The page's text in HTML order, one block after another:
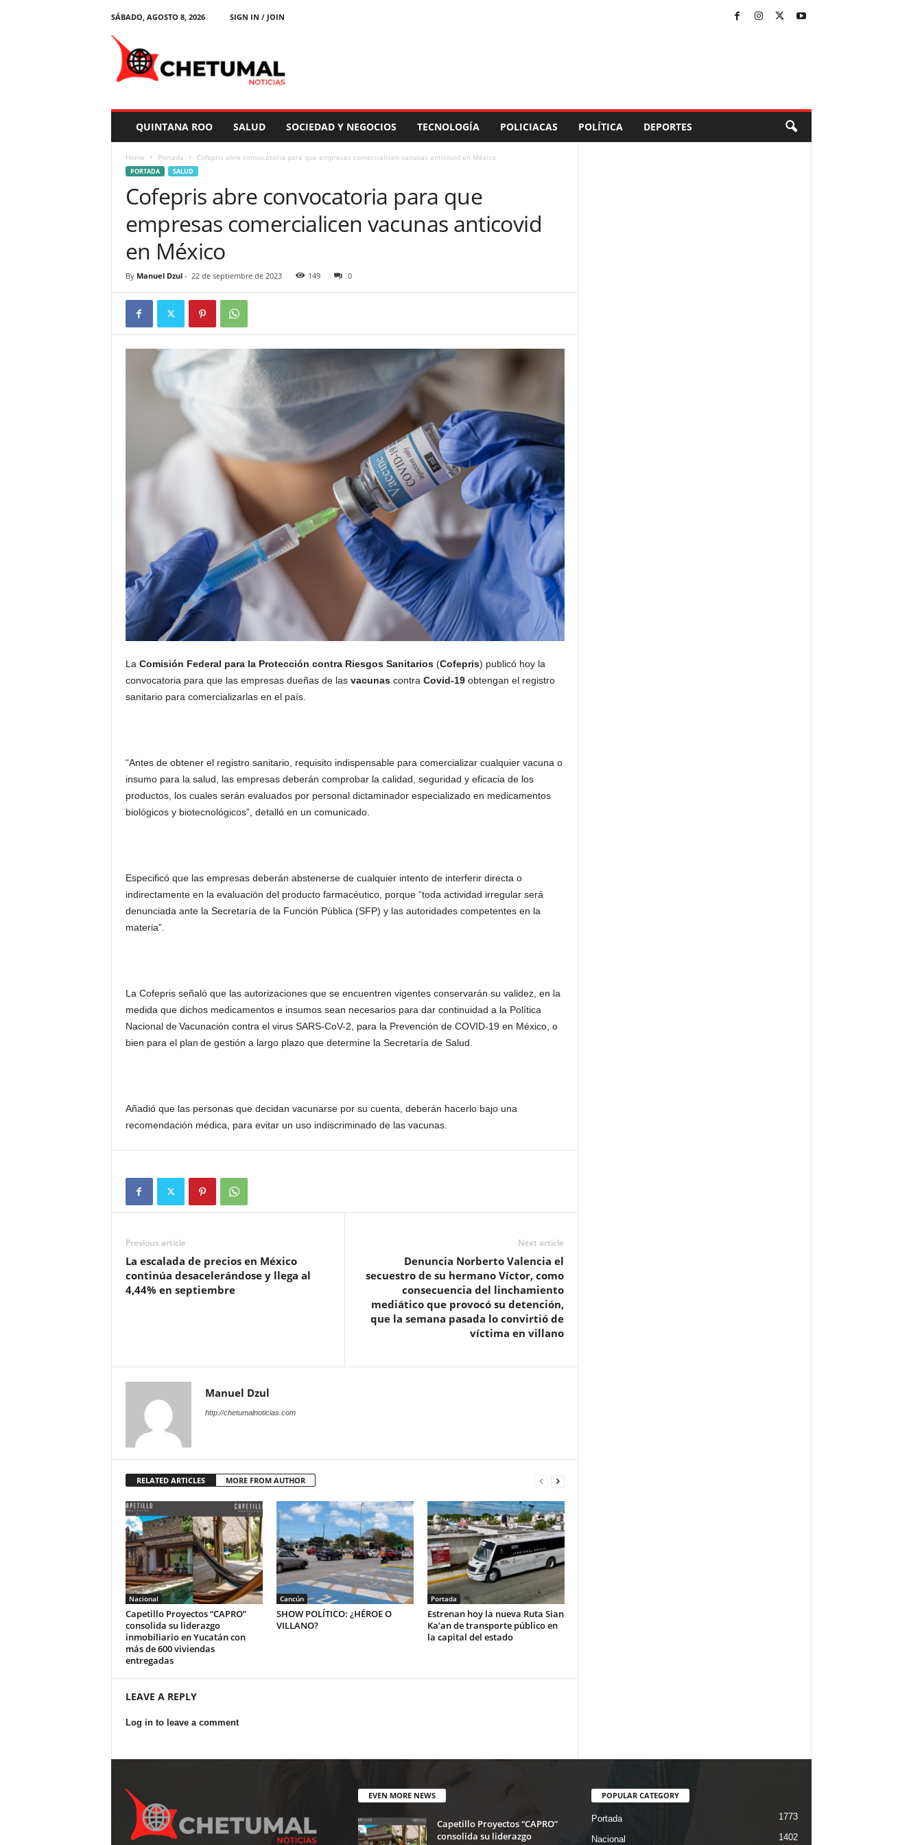
SÁBADO, AGOSTO 8, 2026
SIGN IN / JOIN
QUINTANA ROO SALUD SOCIEDAD Y NEGOCIOS TECNOLOGÍA POLICIACAS POLÍTICA DEPORTES
Home Portada Cofepris abre convocatoria para que empresas comercialicen vacunas anticovid en México
PORTADA SALUD
Cofepris abre convocatoria para que
empresas comercialicen vacunas anticovid
en México
By Manuel Dzul- 22 de septiembre de 2023 149 0
La Comisión Federal para la Protección contra Riesgos Sanitarios (Cofepris) publicó hoy la
convocatoria para que las empresas dueñas de las vacunascontra Covid-19 obtengan el registro
sanitario para comercializarlas en el país.
“Antes de obtener el registro sanitario, requisito indispensable para comercializar cualquier vacuna o
insumo para la salud, las empresas deberán comprobar la calidad, seguridad y eficacia de los
productos, los cuales serán evaluados por personal dictaminador especializado en medicamentos
biológicos y biotecnológicos”, detalló en un comunicado.
Especificó que las empresas deberán abstenerse de cualquier intento de interferir directa o
indirectamente en la evaluación del producto farmacéutico, porque “toda actividad irregular será
denunciada ante la Secretaría de la Función Pública (SFP) y las autoridades competentes en la
materia”.
La Cofepris señaló que las autorizaciones que se encuentren vigentes conservarán su validez, en la
medida que dichos medicamentos e insumos sean necesarios para dar continuidad a la Política
Nacional de Vacunación contra el virus SARS-CoV-2, para la Prevención de COVID-19 en México, o
bien para el plan de gestión a largo plazo que determine la Secretaría de Salud.
Añadió que las personas que decidan vacunarse por su cuenta, deberán hacerlo bajo una
recomendación médica, para evitar un uso indiscriminado de las vacunas.
Previous article
La escalada de precios en México
continúa desacelerándose y llega al
4,44% en septiembre
Next article
Denuncia Norberto Valencia el
secuestro de su hermano Víctor, como
consecuencia del linchamiento
mediático que provocó su detención,
que la semana pasada lo convirtió de
víctima en villano
Manuel Dzul
http://chetumalnoticias.com
RELATED ARTICLES MORE FROM AUTHOR
Nacional
Capetillo Proyectos “CAPRO”
consolida su liderazgo
inmobiliario en Yucatán con
más de 600 viviendas
entregadas
Cancún
SHOW POLÍTICO: ¿HÉROE O
VILLANO?
Portada
Estrenan hoy la nueva Ruta Sian
Ka’an de transporte público en
la capital del estado
LEAVE A REPLY
Log in to leave a comment
EVEN MORE NEWS
Capetillo Proyectos “CAPRO”
consolida su liderazgo
POPULAR CATEGORY
Portada 1773
Nacional 1402